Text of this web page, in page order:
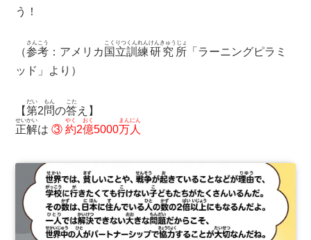
う！
（参考
さんこう
：アメリカ 国立
こくりつ
訓練
くんれん
研究所
けんきゅうじょ
「ラーニングピラミ
ッド」より）
【第
だい
2問
もん
の答
こた
え】
正解
せいかい
は③約
やく
2億
おく
5000万人
まんにん